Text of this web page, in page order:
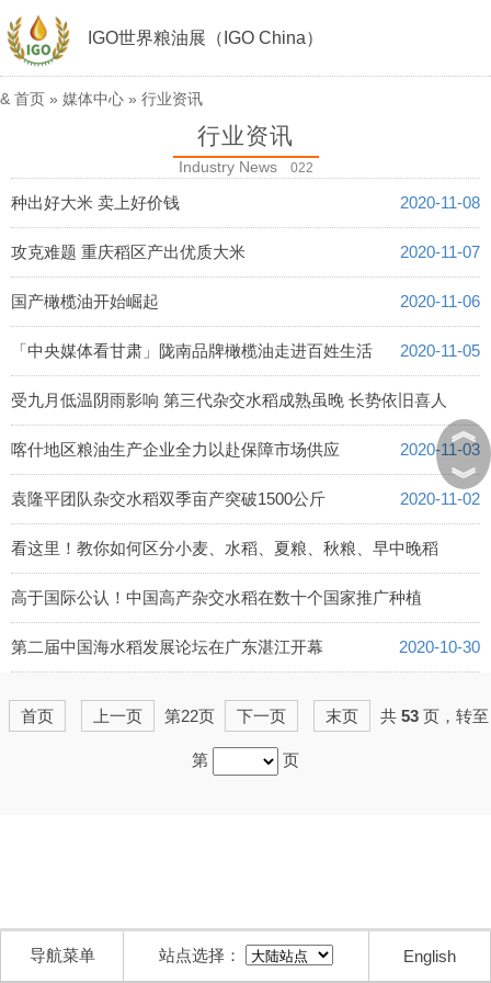
IGO世界粮油展（IGO China）
& 首页 » 媒体中心 » 行业资讯
行业资讯
Industry News 022
种出好大米 卖上好价钱 2020-11-08
攻克难题 重庆稻区产出优质大米 2020-11-07
国产橄榄油开始崛起 2020-11-06
「中央媒体看甘肃」陇南品牌橄榄油走进百姓生活 2020-11-05
受九月低温阴雨影响 第三代杂交水稻成熟虽晚 长势依旧喜人
2020-11-04
喀什地区粮油生产企业全力以赴保障市场供应 2020-11-03
袁隆平团队杂交水稻双季亩产突破1500公斤 2020-11-02
看这里！教你如何区分小麦、水稻、夏粮、秋粮、早中晚稻
2020-11-01
高于国际公认！中国高产杂交水稻在数十个国家推广种植
2020-10-31
第二届中国海水稻发展论坛在广东湛江开幕 2020-10-30
首页 上一页 第22页 下一页 末页 共 53页，转至
第 页
︽
︾
导航菜单 站点选择： English